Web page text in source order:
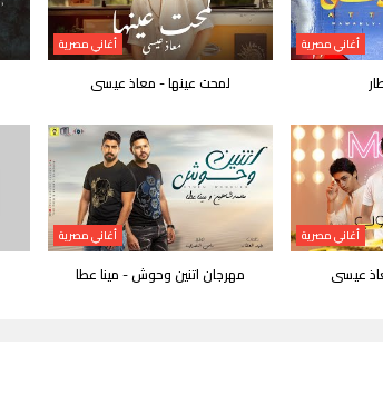
أغاني مصرية أغاني مصرية
لمحت عينها - معاذ عيسى
أغاني مصرية
عيسى
أغاني مصرية
مهرجان اتنين وحوش - مينا عطا